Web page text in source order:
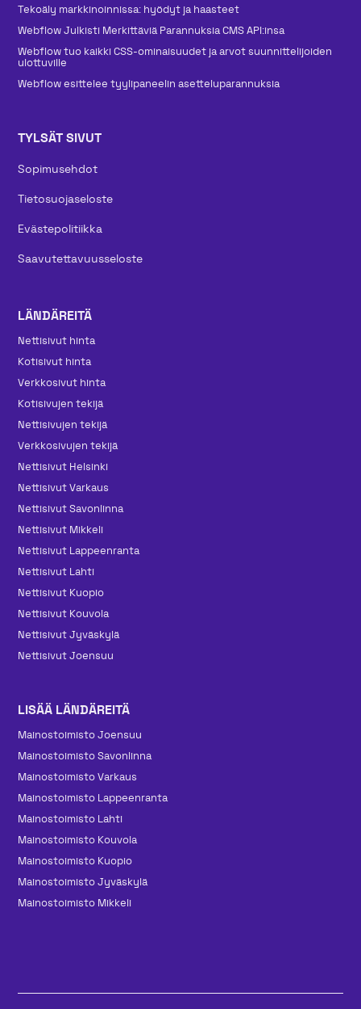
Tekoäly markkinoinnissa: hyödyt ja haasteet
Webflow Julkisti Merkittäviä Parannuksia CMS API:insa
Webflow tuo kaikki CSS-ominaisuudet ja arvot suunnittelijoiden
ulottuville
Webflow esittelee tyylipaneelin asetteluparannuksia
TYLSÄT SIVUT
Sopimusehdot
Tietosuojaseloste
Evästepolitiikka
Saavutettavuusseloste
LÄNDÄREITÄ
Nettisivut hinta
Kotisivut hinta
Verkkosivut hinta
Kotisivujen tekijä
Nettisivujen tekijä
Verkkosivujen tekijä
Nettisivut Helsinki
Nettisivut Varkaus
Nettisivut Savonlinna
Nettisivut Mikkeli
Nettisivut Lappeenranta
Nettisivut Lahti
Nettisivut Kuopio
Nettisivut Kouvola
Nettisivut Jyväskylä
Nettisivut Joensuu
LISÄÄ LÄNDÄREITÄ
Mainos­toimisto Joensuu
Mainos­toimisto Savonlinna
Mainos­toimisto Varkaus
Mainos­toimisto Lappeenranta
Mainos­toimisto Lahti
Mainos­toimisto Kouvola
Mainos­toimisto Kuopio
Mainos­toimisto Jyväskylä
Mainos­toimisto Mikkeli